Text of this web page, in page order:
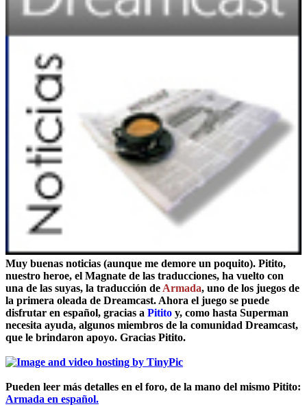
Muy buenas noticias (aunque me demore un poquito). Pitito,
nuestro heroe, el Magnate de las traducciones, ha vuelto con
una de las suyas, la traducción de Armada, uno de los juegos de
la primera oleada de Dreamcast. Ahora el juego se puede
disfrutar en español, gracias a Pitito y, como hasta Superman
necesita ayuda, algunos miembros de la comunidad Dreamcast,
que le brindaron apoyo. Gracias Pitito.
Pueden leer más detalles en el foro, de la mano del mismo Pitito:
Armada en español.